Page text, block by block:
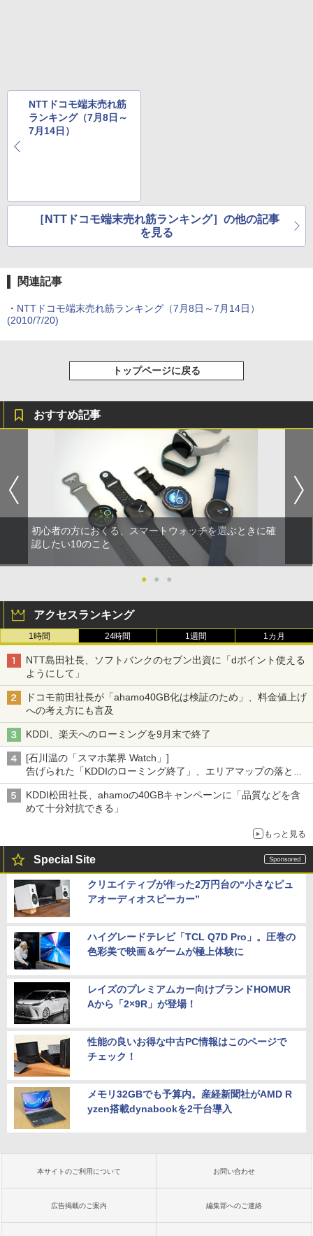
NTTドコモ端末売れ筋
ランキング（7月8日～
7月14日）
［NTTドコモ端末売れ筋ランキング］の他の記事
を見る
関連記事
・ NTTドコモ端末売れ筋ランキング（7月8日～7月14日）
(2010/7/20)
トップページに戻る
おすすめ記事
初心者の方におくる、スマートウォッチを選ぶときに確
認したい10のこと
● ● ●
アクセスランキング
1時間 24時間 1週間 1カ月
NTT島田社長、ソフトバンクのセブン出資に「dポイント使える
ようにして」
ドコモ前田社長が「ahamo40GB化は検証のため」、料金値上げ
への考え方にも言及
KDDI、楽天へのローミングを9月末で終了
[石川温の「スマホ業界 Watch」]
告げられた「KDDIのローミング終了」、エリアマップの落とし
穴と楽天モバイルの課題
KDDI松田社長、ahamoの40GBキャンペーンに「品質などを含
めて十分対抗できる」
もっと見る
Special Site
クリエイティブが作った2万円台の“小さなピュ
アオーディオスピーカー”
ハイグレードテレビ「TCL Q7D Pro」。圧巻の
色彩美で映画＆ゲームが極上体験に
レイズのプレミアムカー向けブランドHOMUR
Aから「2×9R」が登場！
性能の良いお得な中古PC情報はこのページで
チェック！
メモリ32GBでも予算内。産経新聞社がAMD R
yzen搭載dynabookを2千台導入
本サイトのご利用について お問い合わせ
広告掲載のご案内 編集部へのご連絡